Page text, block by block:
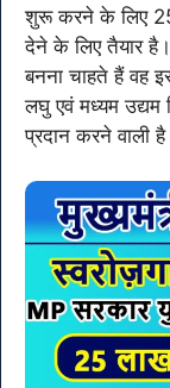
शुरू करने के लिए
देने के लिए तैयार
बनना चाहते हैं वह
लघु एवं मध्यम
प्रदान करने वाली